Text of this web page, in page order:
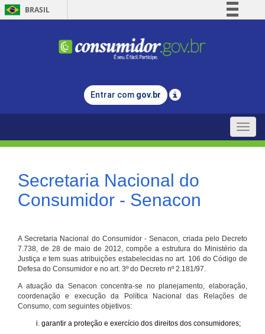
BRASIL
Comunica BR
Legislação
Entrar com gov.br
Toggle
Secretaria Nacional do
Consumidor - Senacon
A Secretaria Nacional do Consumidor - Senacon, criada pelo Decreto
7.738, de 28 de maio de 2012, compõe a estrutura do Ministério da
Justiça e tem suas atribuições estabelecidas no art. 106 do Código de
Defesa do Consumidor e no art. 3º do Decreto nº 2.181/97.
A atuação da Senacon concentra-se no planejamento, elaboração,
coordenação e execução da Política Nacional das Relações de
Consumo, com seguintes objetivos:
garantir a proteção e exercício dos direitos dos consumidores;